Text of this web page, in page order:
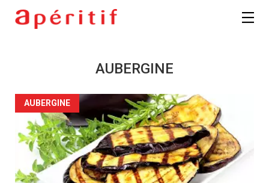
AUBERGINE
AUBERGINE